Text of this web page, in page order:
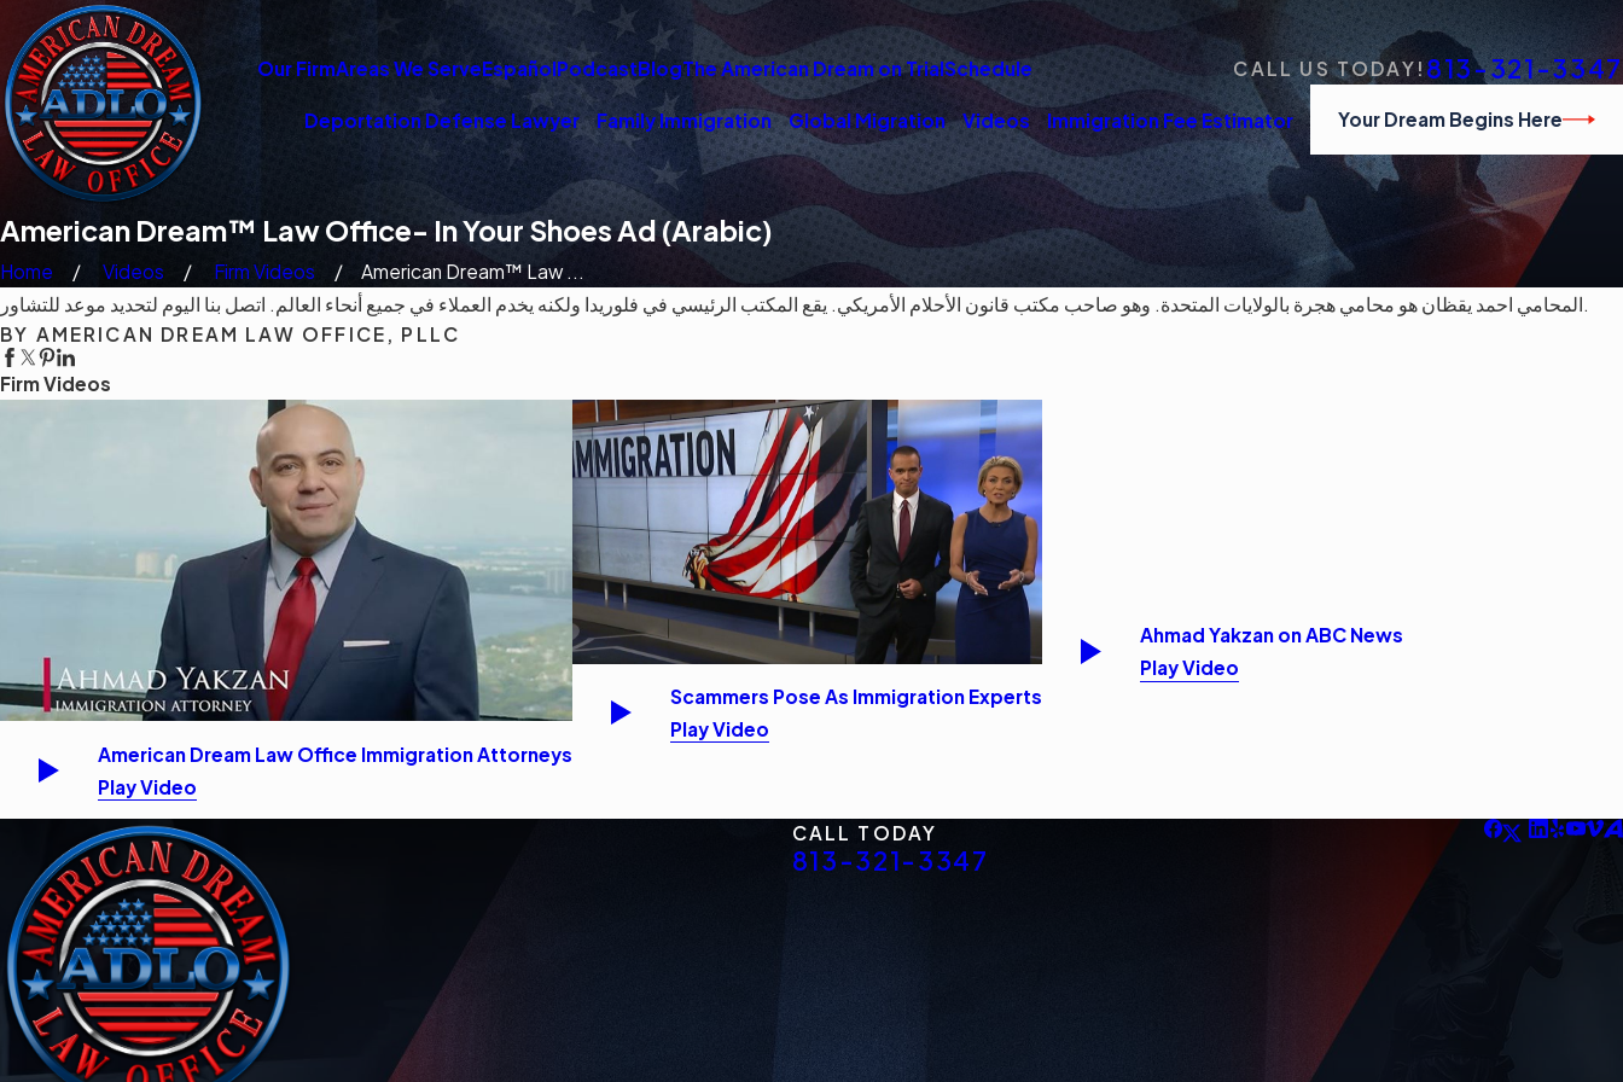
Our FirmAreas We ServeEspañolPodcastBlogThe American Dream on TrialSchedule CALL US TODAY! 813-321-3347
Deportation Defense Lawyer Family Immigration Global Migration Videos Immigration Fee Estimator Your Dream Begins Here
American Dream™ Law Office- In Your Shoes Ad (Arabic)
Home Videos Firm Videos
American Dream™ Law ...
المحامي احمد يقظان هو محامي هجرة بالولايات المتحدة. وهو صاحب مكتب قانون الأحلام الأمريكي. يقع المكتب الرئيسي في فلوريدا ولكنه يخدم العملاء في جميع أنحاء العالم. اتصل بنا اليوم لتحديد موعد للتشاور.
BY AMERICAN DREAM LAW OFFICE, PLLC
Firm Videos
American Dream Law Office Immigration Attorneys
Play Video
Scammers Pose As Immigration Experts
Play Video
Ahmad Yakzan on ABC News
Play Video
CALL TODAY
813-321-3347